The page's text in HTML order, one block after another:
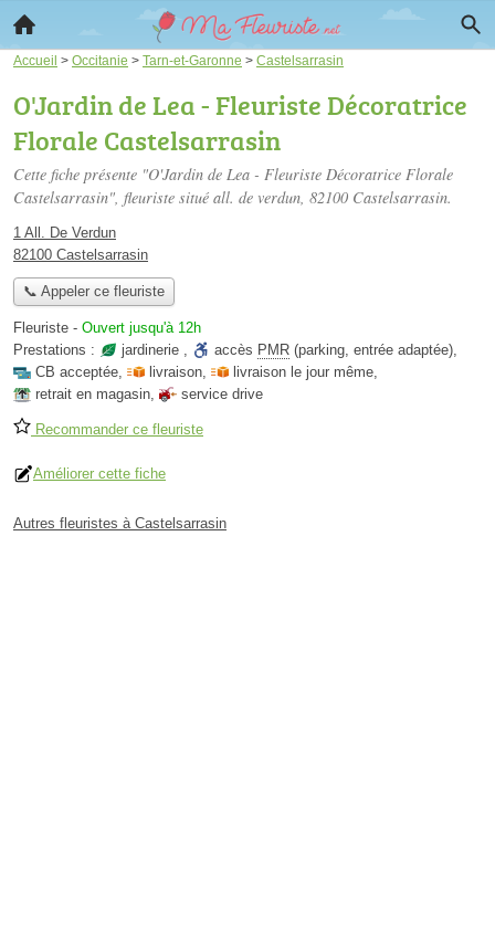
Accueil > Occitanie > Tarn-et-Garonne > Castelsarrasin
O'Jardin de Lea - Fleuriste Décoratrice
Florale Castelsarrasin
Cette fiche présente "O'Jardin de Lea - Fleuriste Décoratrice Florale
Castelsarrasin", fleuriste situé all. de verdun, 82100 Castelsarrasin.
1 All. De Verdun
82100 Castelsarrasin
📞 Appeler ce fleuriste
Fleuriste - Ouvert jusqu'à 12h
Prestations :
jardinerie , accès PMR (parking, entrée adaptée),
CB acceptée, livraison, livraison le jour même,
retrait en magasin, service drive
Recommander ce fleuriste
Améliorer cette fiche
Autres fleuristes à Castelsarrasin